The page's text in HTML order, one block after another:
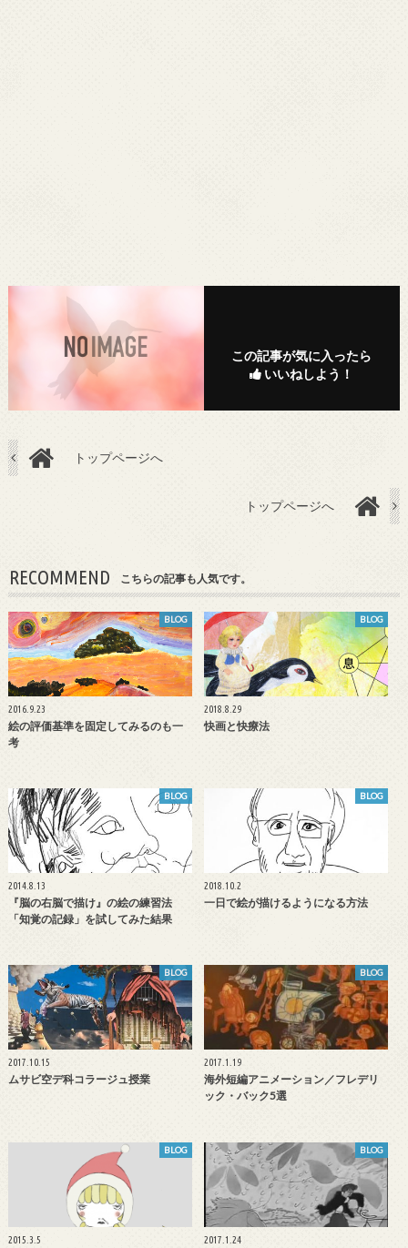
この記事が気に入ったら
いいねしよう！
トップページへ
トップページへ
RECOMMEND こちらの記事も人気です。
BLOG
2016.9.23
絵の評価基準を固定してみるのも一
考
BLOG
2018.8.29
快画と快療法
BLOG
2014.8.13
『脳の右脳で描け』の絵の練習法
「知覚の記録」を試してみた結果
BLOG
2018.10.2
一日で絵が描けるようになる方法
BLOG
2017.10.15
ムサビ空デ科コラージュ授業
BLOG
2017.1.19
海外短編アニメーション／フレデリ
ック・バック5選
BLOG
2015.3.5
BLOG
2017.1.24